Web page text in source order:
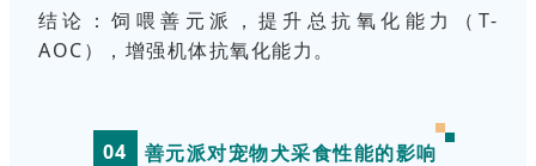
结论：饲喂善元派，提升总抗氧化能力（T-
AOC），增强机体抗氧化能力。
04 善元派对宠物犬采食性能的影响